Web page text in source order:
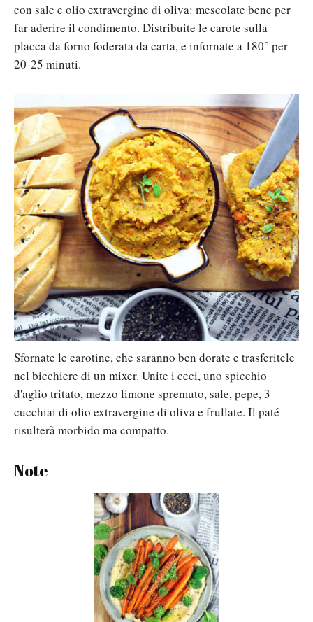
con sale e olio extravergine di oliva: mescolate bene per
far aderire il condimento. Distribuite le carote sulla
placca da forno foderata da carta, e infornate a 180° per
20-25 minuti.
Sfornate le carotine, che saranno ben dorate e trasferitele
nel bicchiere di un mixer. Unite i ceci, uno spicchio
d'aglio tritato, mezzo limone spremuto, sale, pepe, 3
cucchiai di olio extravergine di oliva e frullate. Il paté
risulterà morbido ma compatto.
Note